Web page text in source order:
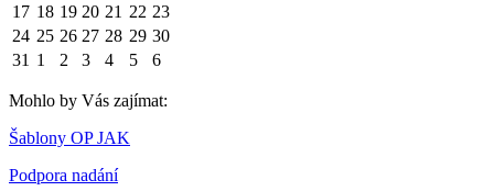
17 18 19 20 21 22 23
24 25 26 27 28 29 30
31 1 2 3 4 5 6
Mohlo by Vás zajímat:
Šablony OP JAK
Podpora nadání